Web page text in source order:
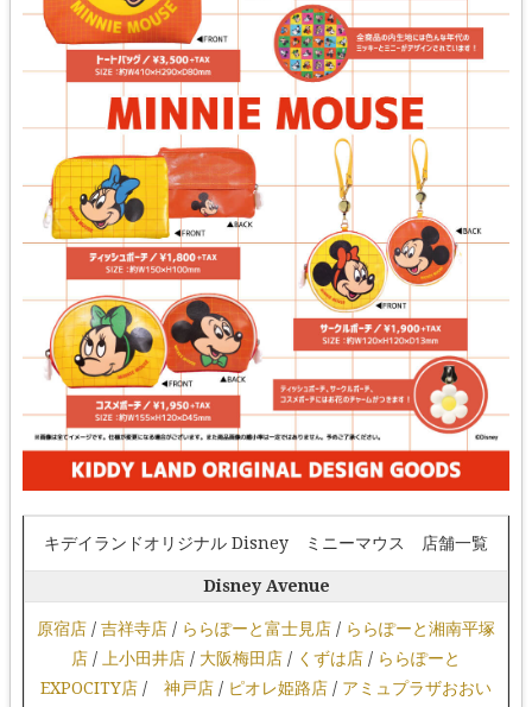
キデイランドオリジナル Disney ミニーマウス 店舗一覧
Disney Avenue
原宿店 / 吉祥寺店 / ららぽーと富士見店 / ららぽーと湘南平塚
店 / 上小田井店 / 大阪梅田店 / くずは店 / ららぽーと
EXPOCITY店 / 神戸店 / ピオレ姫路店 / アミュプラザおおい